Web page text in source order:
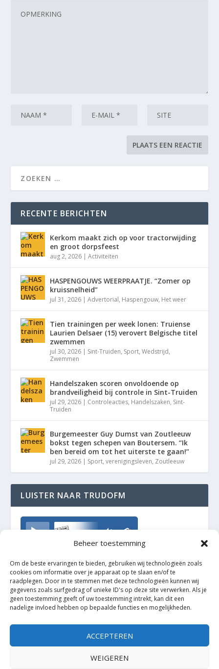
Beheer toestemming
Om de beste ervaringen te bieden, gebruiken wij technologieën zoals
cookies om informatie over je apparaat op te slaan en/of te
raadplegen. Door in te stemmen met deze technologieën kunnen wij
gegevens zoals surfgedrag of unieke ID's op deze site verwerken. Als je
geen toestemming geeft of uw toestemming intrekt, kan dit een
nadelige invloed hebben op bepaalde functies en mogelijkheden.
ACCEPTEREN
WEIGEREN
RECENTE BERICHTEN
Kerkom maakt zich op voor tractorwijding
en groot dorpsfeest
aug 2, 2026 |Activiteiten
HASPENGOUWS WEERPRAATJE. “Zomer op
kruissnelheid”
jul 31, 2026 |Advertorial, Haspengouw, Het weer
Tien trainingen per week lonen: Truiense
Laurien Delsaer (15) verovert Belgische titel
zwemmen
jul 30, 2026 | Sint-Truiden, Sport,Wedstrijd,
Zwemmen
Handelszaken scoren onvoldoende op
brandveiligheid bij controle in Sint-Truiden
jul 29, 2026 | Controleacties, Handelszaken, Sint-
Truiden
Burgemeester Guy Dumst van Zoutleeuw
bokst tegen schepen van Boutersem. “Ik
ben bereid om tot het uiterste te gaan!”
jul 29, 2026 | Sport,verenigingsleven, Zoutleeuw
LUISTER NAAR TRUDOFM
TrudoFM